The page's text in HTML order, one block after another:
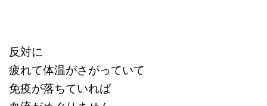
反対に
疲れて体温がさがっていて
免疫が落ちていれば